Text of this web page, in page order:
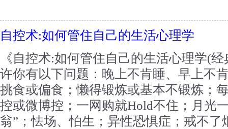
自控术:如何管住自己的生活心理学
《自控术:如何管住自己的生活心理学(
许你有以下问题：晚上不肯睡、早上不
挑食或偏食；懒得锻炼或基本不锻炼；
控或微博控；一网购就Hold不住；月光
翁”；怯场、怕生；异性恐惧症；戒不